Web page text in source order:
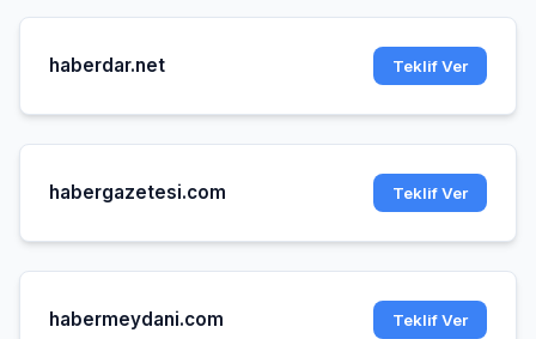
haberdar.net Teklif Ver
habergazetesi.com Teklif Ver
habermeydani.com Teklif Ver